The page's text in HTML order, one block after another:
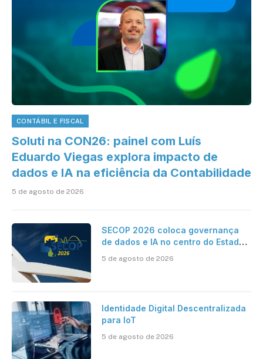
CONTÁBIL E FISCAL
Soluti na CON26: painel com Luís
Eduardo Viegas explora impacto de
dados e IA na eficiência da Contabilidade
5 de agosto de 2026
SECOP 2026 coloca governança
de dados e IA no centro do Estado
5 de agosto de 2026
Identidade Digital Descentralizada
para IoT
5 de agosto de 2026